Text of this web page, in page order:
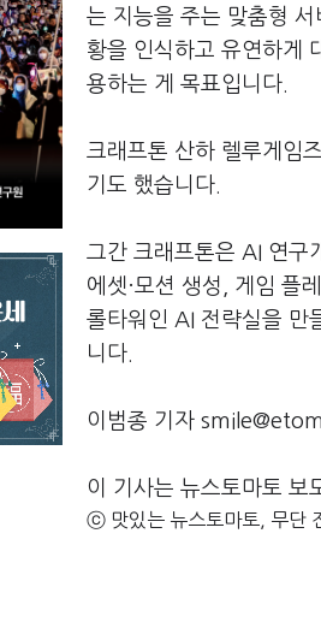
는 지능을 주는 맞춤형
황을 인식하고 유연하게
용하는 게 목표입니다.
크래프톤 산하 렐루게임
기도 했습니다.
그간 크래프톤은 AI 연구
에셋·모션 생성, 게임 플
롤타워인 AI 전략실을 만
니다.
이범종 기자
이 기사는 뉴스토마토 보
ⓒ 맛있는 뉴스토마토, 무단